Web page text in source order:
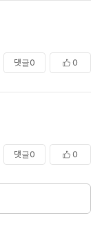
댓글0 0
댓글0 0